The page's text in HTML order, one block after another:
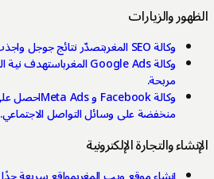
والزيارات
وكالة SEO المغرب تصدّر نتائج جوجل واجذب
وكالة Google Ads المغرب
مربحة.
وكالة Facebook و Meta Ads احصل على
منخفضة على وسائل التواصل الاجتماعي.
والتجارة الإلكترونية